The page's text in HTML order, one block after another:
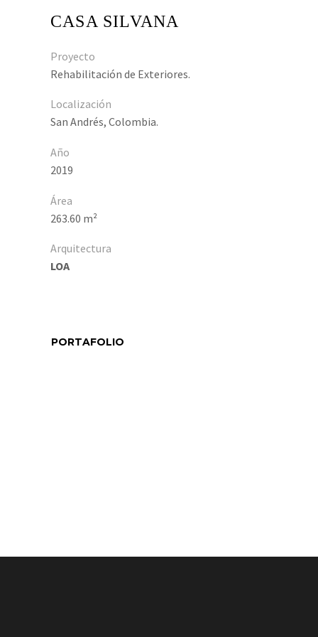
CASA SILVANA
Proyecto
Rehabilitación de Exteriores.
Localización
San Andrés, Colombia.
Año
2019
Área
263.60 m²
Arquitectura
LOA
PORTAFOLIO